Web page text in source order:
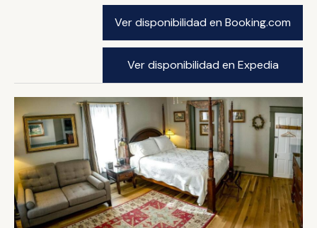
Ver disponibilidad en Booking.com
Ver disponibilidad en Expedia